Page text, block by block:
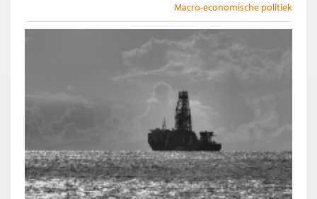
Macro-economische politiek